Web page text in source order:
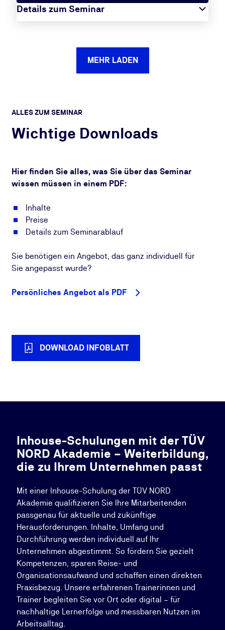
Details zum Seminar
MEHR LADEN
ALLES ZUM SEMINAR
Wichtige Downloads
Hier finden Sie alles, was Sie über das Seminar
wissen müssen in einem PDF:
Inhalte
Preise
Details zum Seminarablauf
Sie benötigen ein Angebot, das ganz individuell für
Sie angepasst wurde?
Persönliches Angebot als PDF
DOWNLOAD INFOBLATT
Inhouse-Schulungen mit der TÜV
NORD Akademie – Weiterbildung,
die zu Ihrem Unternehmen passt
Mit einer Inhouse-Schulung der TÜV NORD
Akademie qualifizieren Sie Ihre Mitarbeitenden
passgenau für aktuelle und zukünftige
Herausforderungen. Inhalte, Umfang und
Durchführung werden individuell auf Ihr
Unternehmen abgestimmt. So fördern Sie gezielt
Kompetenzen, sparen Reise- und
Organisationsaufwand und schaffen einen direkten
Praxisbezug. Unsere erfahrenen Trainerinnen und
Trainer begleiten Sie vor Ort oder digital – für
nachhaltige Lernerfolge und messbaren Nutzen im
Arbeitsalltag.